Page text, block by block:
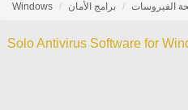
Windows برامج الأمان الفيروسات
Solo Antivirus Software for